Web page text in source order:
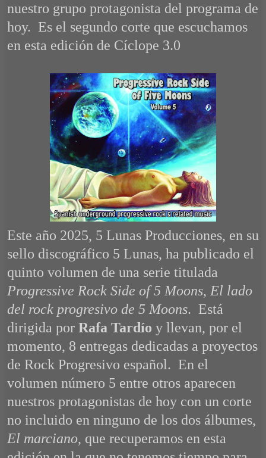
nuestro grupo protagonista del programa de
hoy. Es el segundo corte que escuchamos
en esta edición de Cíclope 3.0
Este año 2025, 5 Lunas Producciones, en su
sello discográfico 5 Lunas, ha publicado el
quinto volumen de una serie titulada
Progressive Rock Side of 5 Moons, El lado
del rock progresivo de 5 Moons. Está
dirigida por Rafa Tardío y llevan, por el
momento, 8 entregas dedicadas a proyectos
de Rock Progresivo español. En el
volumen número 5 entre otros aparecen
nuestros protagonistas de hoy con un corte
no incluido en ninguno de los dos álbumes,
El marciano, que recuperamos en esta